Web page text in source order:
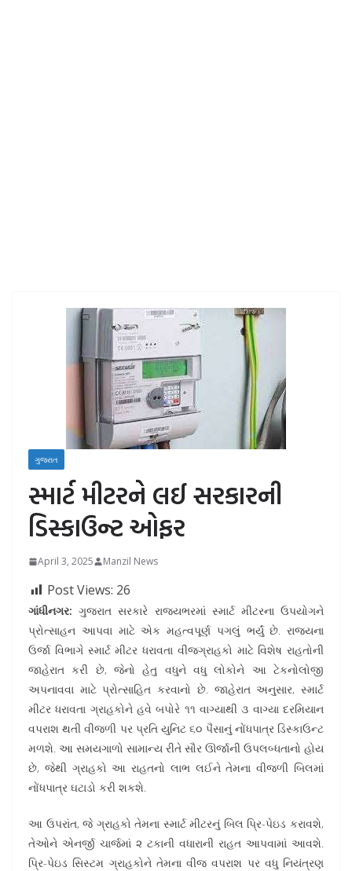
ગુજરાત
સ્માર્ટ મીટરને લઈ સરકારની
ડિસ્કાઉન્ટ ઓફર
April 3, 2025 Manzil News
Post Views: 26
ગાંધીનગર: ગુજરાત સરકારે રાજ્યભરમાં સ્માર્ટ મીટરના ઉપયોગને
પ્રોત્સાહન આપવા માટે એક મહત્વપૂર્ણ પગલું ભર્યું છે. રાજ્યના
ઉર્જા વિભાગે સ્માર્ટ મીટર ધરાવતા વીજગ્રાહકો માટે વિશેષ રાહતોની
જાહેરાત કરી છે, જેનો હેતુ વધુને વધુ લોકોને આ ટેકનોલોજી
અપનાવવા માટે પ્રોત્સાહિત કરવાનો છે. જાહેરાત અનુસાર, સ્માર્ટ
મીટર ધરાવતા ગ્રાહકોને હવે બપોરે ૧૧ વાગ્યાથી ૩ વાગ્યા દરમિયાન
વપરાશ થતી વીજળી પર પ્રતિ યુનિટ ૬૦ પૈસાનું નોંધપાત્ર ડિસ્કાઉન્ટ
મળશે. આ સમયગાળો સામાન્ય રીતે સૌર ઊર્જાની ઉપલબ્ધતાનો હોય
છે, જેથી ગ્રાહકો આ રાહતનો લાભ લઈને તેમના વીજળી બિલમાં
નોંધપાત્ર ઘટાડો કરી શકશે.
આ ઉપરાંત, જે ગ્રાહકો તેમના સ્માર્ટ મીટરનું બિલ પ્રિ-પેઇડ કરાવશે,
તેઓને એનર્જી ચાર્જમાં ૨ ટકાની વધારાની રાહત આપવામાં આવશે.
પ્રિ-પેઇડ સિસ્ટમ ગ્રાહકોને તેમના વીજ વપરાશ પર વધુ નિયંત્રણ